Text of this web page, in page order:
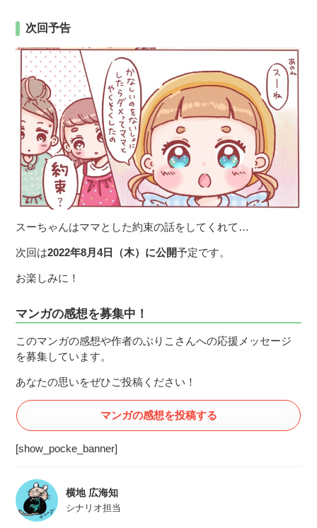
次回予告
スーちゃんはママとした約束の話をしてくれて…
次回は2022年8月4日（木）に公開予定です。
お楽しみに！
マンガの感想を募集中！
このマンガの感想や作者のぶりこさんへの応援メッセージ
を募集しています。
あなたの思いをぜひご投稿ください！
マンガの感想を投稿する
[show_pocke_banner]
横地 広海知
シナリオ担当